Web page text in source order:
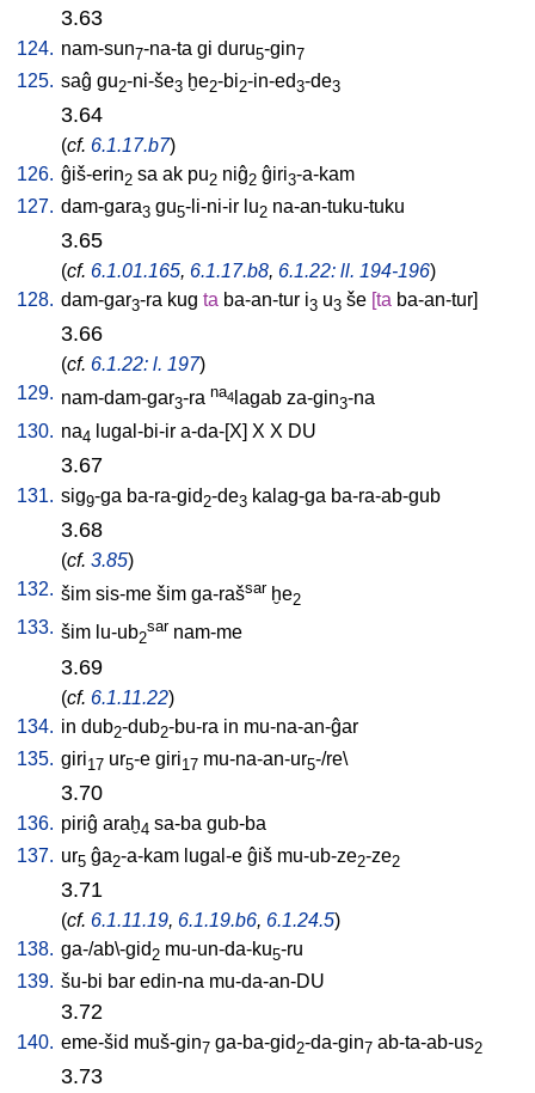
3.63
124. nam-sun7-na-ta gi duru5-gin7
125. saĝ gu2-ni-še3 ḫe2-bi2-in-ed3-de3
3.64
(cf. 6.1.17.b7)
126. ĝiš-erin2 sa ak pu2 niĝ2 ĝiri3-a-kam
127. dam-gara3 gu5-li-ni-ir lu2 na-an-tuku-tuku
3.65
(cf. 6.1.01.165, 6.1.17.b8, 6.1.22: ll. 194-196)
128. dam-gar3-ra kug ta ba-an-tur i3 u3 še [ta ba-an-tur]
3.66
(cf. 6.1.22: l. 197)
129. nam-dam-gar3-ra na4 lagab za-gin3-na
130. na4 lugal-bi-ir a-da-[X] X X DU
3.67
131. sig9-ga ba-ra-gid 2-de3 kalag-ga ba-ra-ab-gub
3.68
(cf. 3.85)
132. šim sis-me šim ga-rašsar ḫe2
133. šim lu-ub2
sar nam-me
3.69
(cf. 6.1.11.22)
134. in dub2-dub2-bu-ra in mu-na-an-ĝar
135. giri17 ur5-e giri17 mu-na-an-ur5-/re\
3.70
136. piriĝ araḫ4 sa-ba gub-ba
137. ur5 ĝa2-a-kam lugal-e ĝiš mu-ub-ze2-ze2
3.71
(cf. 6.1.11.19, 6.1.19.b6, 6.1.24.5)
138. ga-/ab\-gid 2 mu-un-da-ku5-ru
139. šu-bi bar edin-na mu-da-an-DU
3.72
140. eme-šid muš-gin7 ga-ba-gid 2-da-gin7 ab-ta-ab-us2
3.73